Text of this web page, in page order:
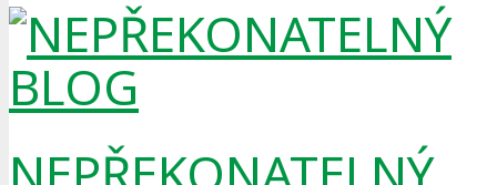
By
Pražské služby
. Published on
Znečištěníplastovým odpadem se podle